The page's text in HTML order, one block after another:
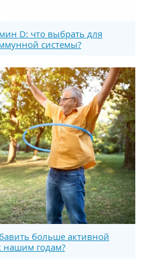
D: что выбрать для
системы?
больше активной
нашим годам?